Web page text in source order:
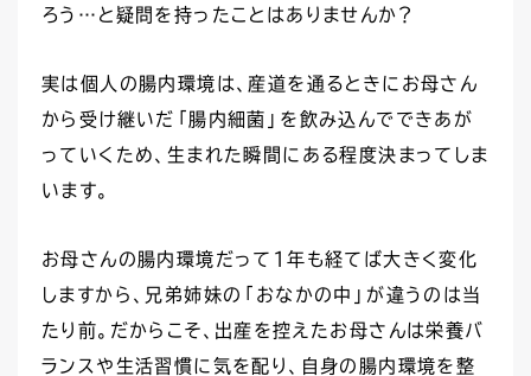
ろう…と疑問を持ったことはありませんか？
実は個人の腸内環境は、産道を通るときにお母さん
から受け継いだ「腸内細菌」を飲み込んでできあが
っていくため、生まれた瞬間にある程度決まってしま
います。
お母さんの腸内環境だって1年も経てば大きく変化
しますから、兄弟姉妹の「おなかの中」が違うのは当
たり前。だからこそ、出産を控えたお母さんは栄養バ
ランスや生活習慣に気を配り、自身の腸内環境を整